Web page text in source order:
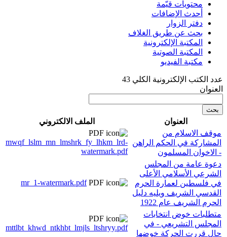
محتويات قيّمة
أحدث الإضافات
دفتر الزوار
بحث عن طريق الغلاف
المكتبة الإلكترونية
المكتبة الصوتية
مكتبة الفيديو
عدد الكتب الإلكترونية الكلي 43
العنوان
العنوان
الملف الالكتروني
موقف الاسلام من
المشاركة في الحكم الراهن
- الاخوان المسلمون
mwqf_lslm_mn_lmshrk_fy_lhkm_lrd-
watermark.pdf
دعوة عامة من المجلس
الشرعي الأسلامي الأعلى
في فلسطين لعمارة الحرم
القدسي الشريف ويليه دليل
الحرم الشريف عام 1922
mr_1-watermark.pdf
متطلبات خوض انتخابات
المجلس التشريعي - في
حال قررت الحركة خوضها
mttlbt_khwd_ntkhbt_lmjls_ltshryy.pdf